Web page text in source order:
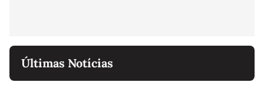
Últimas Notícias